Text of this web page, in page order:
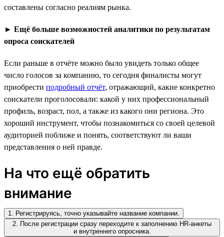
составлены согласно реалиям рынка.
► Ещё больше возможностей аналитики по результатам
опроса соискателей
Если раньше в отчёте можно было увидеть только общее
число голосов за компанию, то сегодня финалисты могут
приобрести подробный отчёт, отражающий, какие конкретно
соискатели проголосовали: какой у них профессиональный
профиль, возраст, пол, а также из какого они региона. Это
хороший инструмент, чтобы познакомиться со своей целевой
аудиторией поближе и понять, соответствуют ли ваши
представления о ней правде.
На что ещё обратить
внимание
1. Регистрируясь, точно указывайте название компании.
2. После регистрации сразу переходите к заполнению HR-анкеты
и внутреннего опросника.